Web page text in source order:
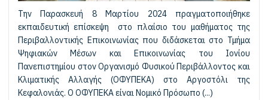
Την Παρασκευή 8 Μαρτίου 2024 πραγματοποιήθηκε
εκπαιδευτική επίσκεψη στο πλαίσιο του μαθήματος της
Περιβαλλοντικής Επικοινωνίας που διδάσκεται στο Τμήμα
Ψηφιακών Μέσων και Επικοινωνίας του Ιονίου
Πανεπιστημίου στον Οργανισμό Φυσικού Περιβάλλοντος και
Κλιματικής Αλλαγής (ΟΦΥΠΕΚΑ) στο Αργοστόλι της
Κεφαλονιάς. O ΟΦΥΠΕΚΑ είναι Νομικό Πρόσωπο (...)